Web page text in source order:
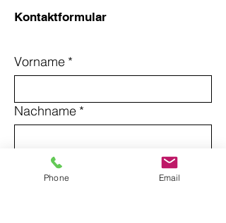
Kontaktformular
Vorname *
Nachname *
*
Phone Email